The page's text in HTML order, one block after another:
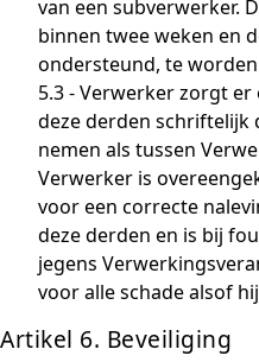
van een subverwerker.
binnen twee weken en
ondersteund, te
5.3 - Verwerker zorgt
deze derden schriftelijk
nemen als tussen
Verwerker is
voor een correcte
deze derden en is bij
jegens
voor alle schade alsof
Artikel 6. Beveiliging